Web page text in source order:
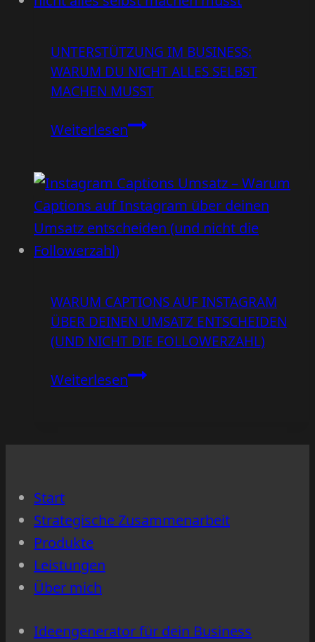
herzurennen
und
stattdessen
Wunschkunden
findest
UNTERSTÜTZUNG IM BUSINESS:
WARUM DU NICHT ALLES SELBST
MACHEN MUSST
WeiterlesenUnterstützung
Warum
du
nicht
machen
musst
WARUM CAPTIONS AUF INSTAGRAM
ÜBER DEINEN UMSATZ ENTSCHEIDEN
(UND NICHT DIE FOLLOWERZAHL)
WeiterlesenWarum
Instagram
entscheiden
Followerzahl)
Start
Strategische Zusammenarbeit
Produkte
Leistungen
Über mich
Ideengenerator für dein Business